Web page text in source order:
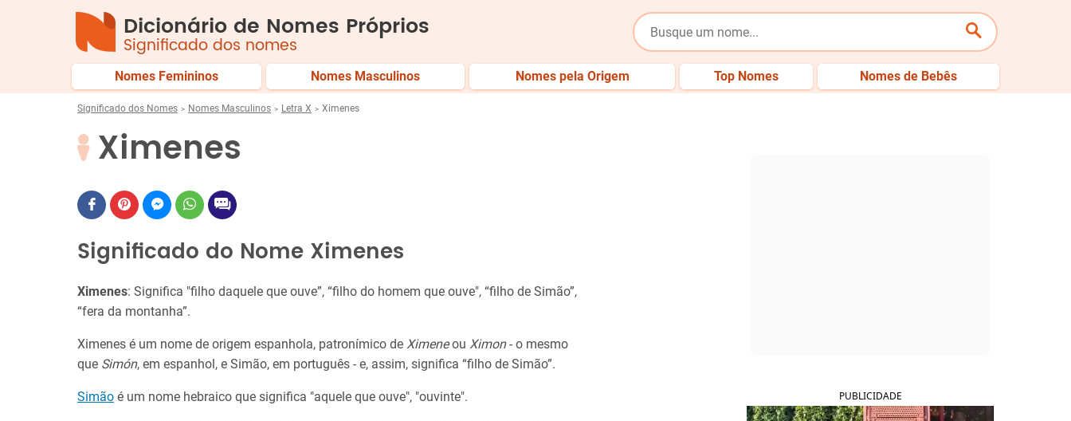
Dicionário de Nomes Próprios
Significado dos nomes
Nomes Femininos Nomes Masculinos Nomes pela Origem Top Nomes Nomes de Bebês
Significado dos Nomes Nomes Masculinos Letra X Ximenes
Ximenes
Significado do Nome Ximenes
Ximenes: Significa "filho daquele que ouve”, “filho do homem que ouve", “filho de Simão”,
“fera da montanha”.
Ximenes é um nome de origem espanhola, patronímico de Ximeneou Ximon- o mesmo
que Simón, em espanhol, e Simão, em português - e, assim, significa “filho de Simão”.
Simão é um nome hebraico que significa "aquele que ouve", "ouvinte". PUBLICIDADE